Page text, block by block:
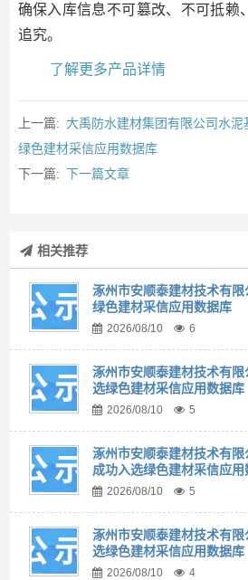
确保入库信息不可篡改、不可抵赖
追究。
了解更多产品详情
上一篇: 大禹防水建材集团有限公司水
绿色建材采信应用数据库
下一篇: 下一篇文章
相关推荐
涿州市安顺泰建材技术有
绿色建材采信应用数据库
2026/08/10 6
涿州市安顺泰建材技术有
选绿色建材采信应用数据库
2026/08/10 5
涿州市安顺泰建材技术有
成功入选绿色建材采信应用
2026/08/10 5
涿州市安顺泰建材技术有
选绿色建材采信应用数据库
2026/08/10 4